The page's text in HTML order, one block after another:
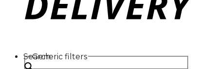
Search
Generic filters